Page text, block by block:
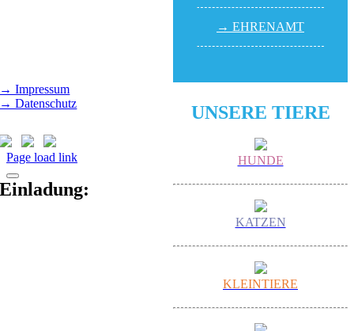
→ EHREN­AMT
UNSERE TIERE
HUNDE
KATZEN
KLEINTIERE
→ Impressum
→ Datenschutz
Page load link
Einladung: